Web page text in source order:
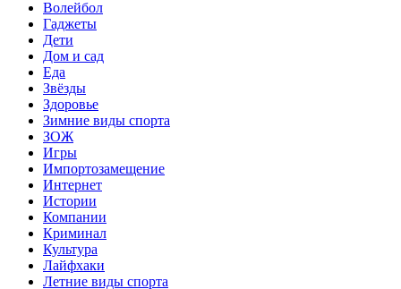
Волейбол
Гаджеты
Дети
Дом и сад
Еда
Звёзды
Здоровье
Зимние виды спорта
ЗОЖ
Игры
Импортозамещение
Интернет
Истории
Компании
Криминал
Культура
Лайфхаки
Летние виды спорта